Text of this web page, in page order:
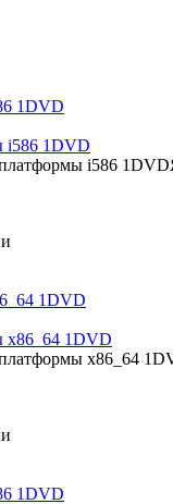
i586 1DVD
i586
x86_64 1DVD
x86_64